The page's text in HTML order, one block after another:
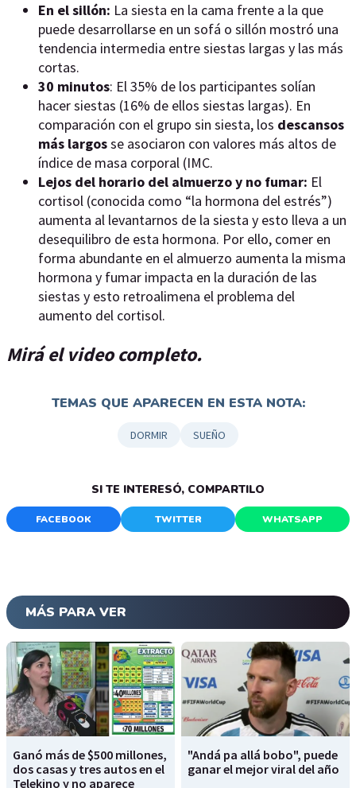
En el sillón: La siesta en la cama frente a la que
puede desarrollarse en un sofá o sillón mostró una
tendencia intermedia entre siestas largas y las más
cortas.
30 minutos: El 35% de los participantes solían
hacer siestas (16% de ellos siestas largas). En
comparación con el grupo sin siesta, los descansos
más largosse asociaron con valores más altos de
índice de masa corporal (IMC.
Lejos del horario del almuerzo y no fumar: El
cortisol (conocida como “la hormona del estrés”)
aumenta al levantarnos de la siesta y esto lleva a un
desequilibro de esta hormona. Por ello, comer en
forma abundante en el almuerzo aumenta la misma
hormona y fumar impacta en la duración de las
siestas y esto retroalimena el problema del
aumento del cortisol.
Mirá el video completo.
TEMAS QUE APARECEN EN ESTA NOTA:
DORMIR SUEÑO
SI TE INTERESÓ, COMPARTILO
FACEBOOK TWITTER WHATSAPP
MÁS PARA VER
Ganó más de $500 millones,
dos casas y tres autos en el
Telekino y no aparece
"Andá pa allá bobo", puede
ganar el mejor viral del año